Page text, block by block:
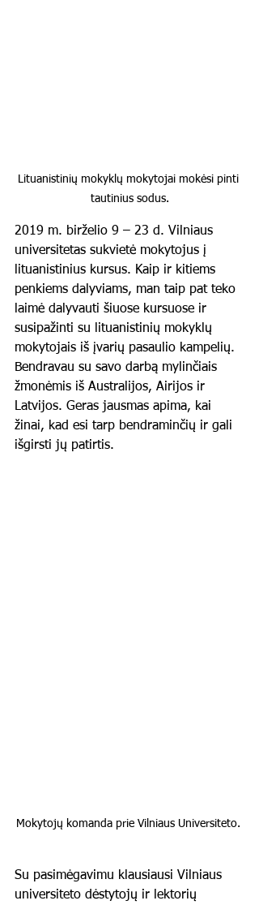
Lituanistinių mokyklų mokytojai mokėsi pinti
tautinius sodus.
2019 m. birželio 9 – 23 d. Vilniaus
universitetas sukvietė mokytojus į
lituanistinius kursus. Kaip ir kitiems
penkiems dalyviams, man taip pat teko
laimė dalyvauti šiuose kursuose ir
susipažinti su lituanistinių mokyklų
mokytojais iš įvarių pasaulio kampelių.
Bendravau su savo darbą mylinčiais
žmonėmis iš Australijos, Airijos ir
Latvijos. Geras jausmas apima, kai
žinai, kad esi tarp bendraminčių ir gali
išgirsti jų patirtis.
Mokytojų komanda prie Vilniaus Universiteto.
Su pasimėgavimu klausiausi Vilniaus
universiteto dėstytojų ir lektorių